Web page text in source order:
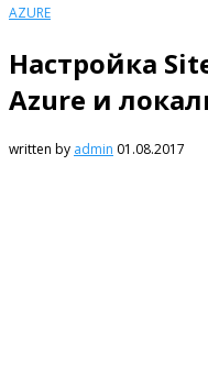
AZURE
Настройка
Azure и
written by admin 01.08.2017